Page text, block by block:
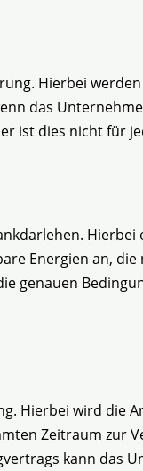
Hierbei
das
ist dies nicht für
Energien an,
genauen
Hierbei wird die
Zeitraum zur
kann das